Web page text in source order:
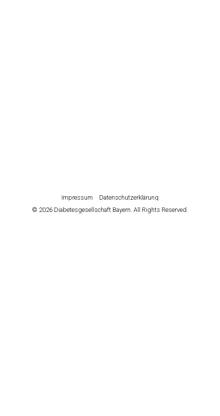
Impressum
Datenschutzerklärung
© 2026 Diabetesgesellschaft Bayern. All Rights Reserved.